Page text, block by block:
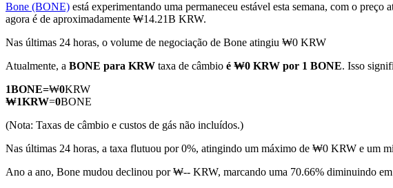
Futuros COIN-M
Futuros de criptomoeda
Bone (BONE) está experimentando uma permaneceu estável esta semana, com o preço
agora é de aproximadamente ₩14.21B KRW.
Nas últimas 24 horas, o volume de negociação de Bone atingiu ₩0 KRW
Atualmente, a BONE para KRW taxa de câmbio é ₩0 KRW por 1 BONE. Isso
1BONE=₩0KRW
₩1KRW=0BONE
(Nota: Taxas de câmbio e custos de gás não incluídos.)
Nas últimas 24 horas, a taxa flutuou por 0%, atingindo um máximo de ₩0 KRW e um
Ano a ano, Bone mudou declinou por ₩-- KRW, marcando uma 70.66% diminuindo